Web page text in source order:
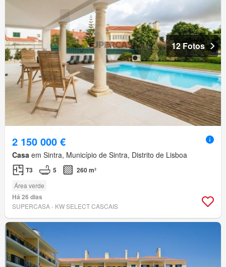
12 Fotos
2 150 000 €
Casa em Sintra, Município de Sintra, Distrito de Lisboa
T3 5 260 m²
Área verde
Há 26 dias
SUPERCASA - KW SELECT CASCAIS